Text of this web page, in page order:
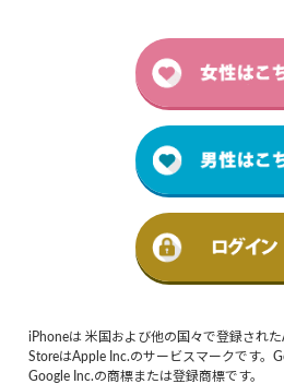
iPhoneは 米国および他の国々で登録され
StoreはApple Inc.のサービスマークです。
Google Inc.の商標または登録商標です。